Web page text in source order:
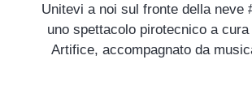
Unitevi a noi sul fronte della neve
uno spettacolo pirotecnico a cura
Artifice, accompagnato da